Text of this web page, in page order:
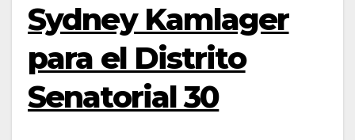
Sydney Kamlager
para el Distrito
Senatorial 30